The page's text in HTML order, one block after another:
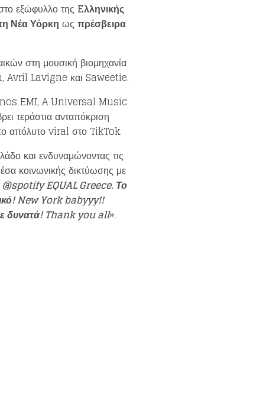
εξώφυλλο της Eλληνικής
Νέα Υόρκη ωςπρέσβειρα
στη μουσική βιομηχανία
Avril Lavigne και Saweetie.
EMI, A Universal Music
τεράστια ανταπόκριση
το απόλυτο viral στο TikTok.
και ενδυναμώνοντας τις
κοινωνικής δικτύωσης με
spotify EQUAL Greece. Το
New York babyyy!!
δυνατά!Thank you all».